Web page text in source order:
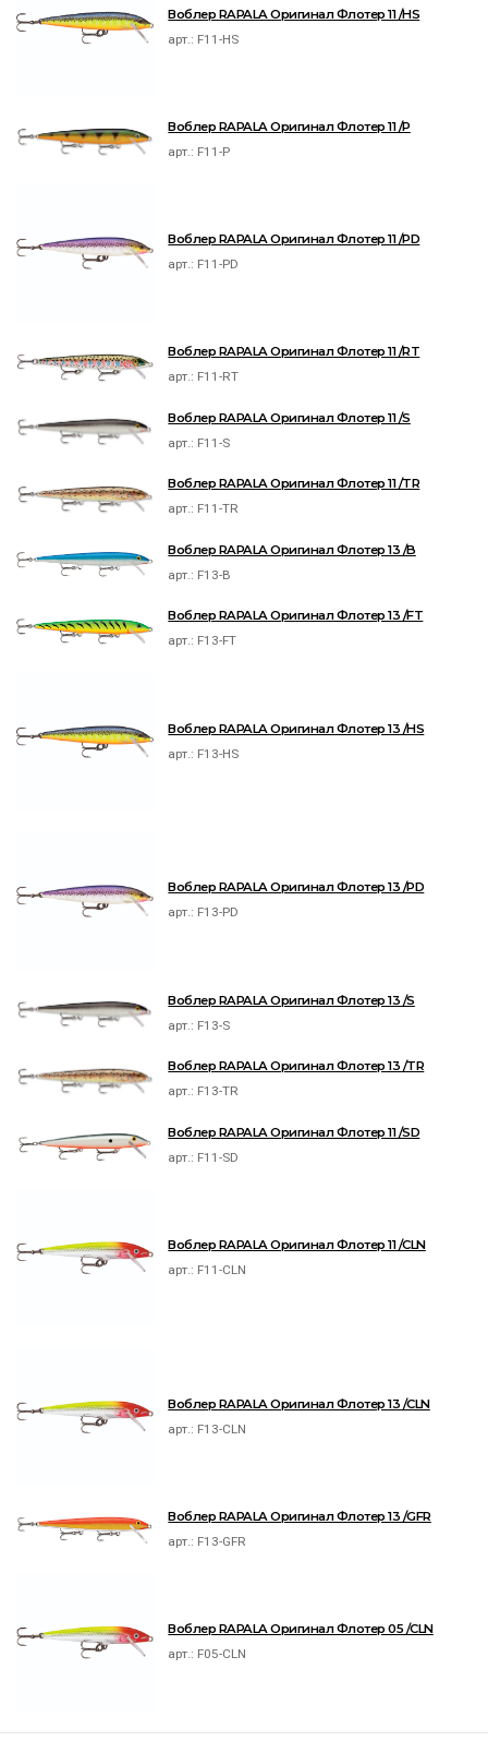
Воблер RAPALA Оригинал Флотер 11 /HS
арт.: F11-HS
Воблер RAPALA Оригинал Флотер 11 /P
арт.: F11-P
Воблер RAPALA Оригинал Флотер 11 /PD
арт.: F11-PD
Воблер RAPALA Оригинал Флотер 11 /RT
арт.: F11-RT
Воблер RAPALA Оригинал Флотер 11 /S
арт.: F11-S
Воблер RAPALA Оригинал Флотер 11 /TR
арт.: F11-TR
Воблер RAPALA Оригинал Флотер 13 /B
арт.: F13-B
Воблер RAPALA Оригинал Флотер 13 /FT
арт.: F13-FT
Воблер RAPALA Оригинал Флотер 13 /HS
арт.: F13-HS
Воблер RAPALA Оригинал Флотер 13 /PD
арт.: F13-PD
Воблер RAPALA Оригинал Флотер 13 /S
арт.: F13-S
Воблер RAPALA Оригинал Флотер 13 /TR
арт.: F13-TR
Воблер RAPALA Оригинал Флотер 11 /SD
арт.: F11-SD
Воблер RAPALA Оригинал Флотер 11 /CLN
арт.: F11-CLN
Воблер RAPALA Оригинал Флотер 13 /CLN
арт.: F13-CLN
Воблер RAPALA Оригинал Флотер 13 /GFR
арт.: F13-GFR
Воблер RAPALA Оригинал Флотер 05 /CLN
арт.: F05-CLN